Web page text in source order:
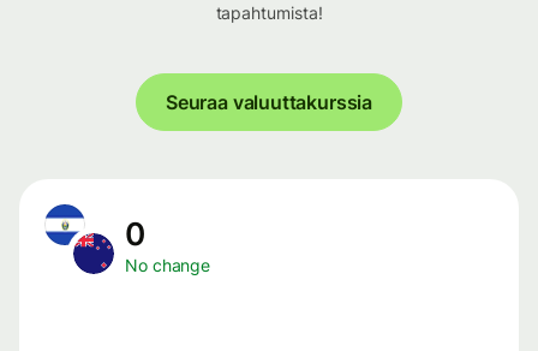
tapahtumista!
Seuraa valuuttakurssia
0
No change